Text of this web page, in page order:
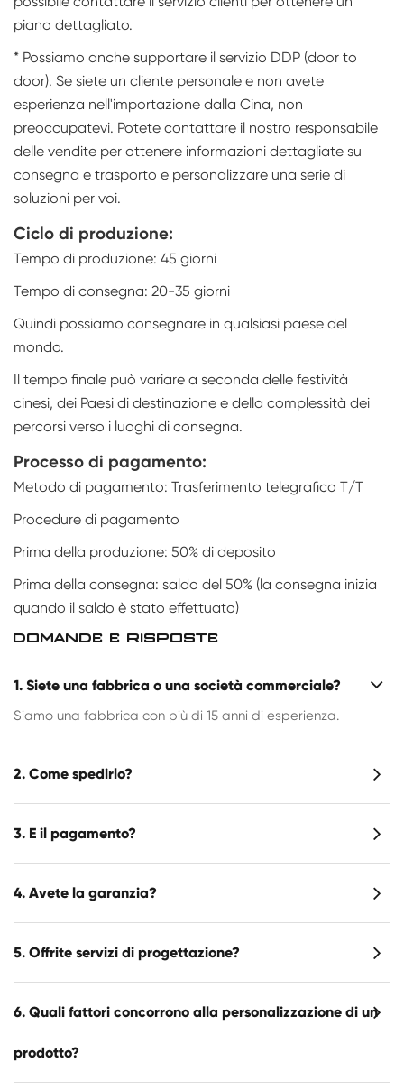
piano dettagliato.
* Possiamo anche supportare il servizio DDP (door to
door). Se siete un cliente personale e non avete
esperienza nell'importazione dalla Cina, non
preoccupatevi. Potete contattare il nostro responsabile
delle vendite per ottenere informazioni dettagliate su
consegna e trasporto e personalizzare una serie di
soluzioni per voi.
Ciclo di produzione:
Tempo di produzione: 45 giorni
Tempo di consegna: 20-35 giorni
Quindi possiamo consegnare in qualsiasi paese del
mondo.
Il tempo finale può variare a seconda delle festività
cinesi, dei Paesi di destinazione e della complessità dei
percorsi verso i luoghi di consegna.
Processo di pagamento:
Metodo di pagamento: Trasferimento telegrafico T/T
Procedure di pagamento
Prima della produzione: 50% di deposito
Prima della consegna: saldo del 50% (la consegna inizia
quando il saldo è stato effettuato)
DOMANDE E RISPOSTE
1. Siete una fabbrica o una società commerciale?
Siamo una fabbrica con più di 15 anni di esperienza.
2. Come spedirlo?
3. E il pagamento?
4. Avete la garanzia?
5. Offrite servizi di progettazione?
6. Quali fattori concorrono alla personalizzazione di un
prodotto?